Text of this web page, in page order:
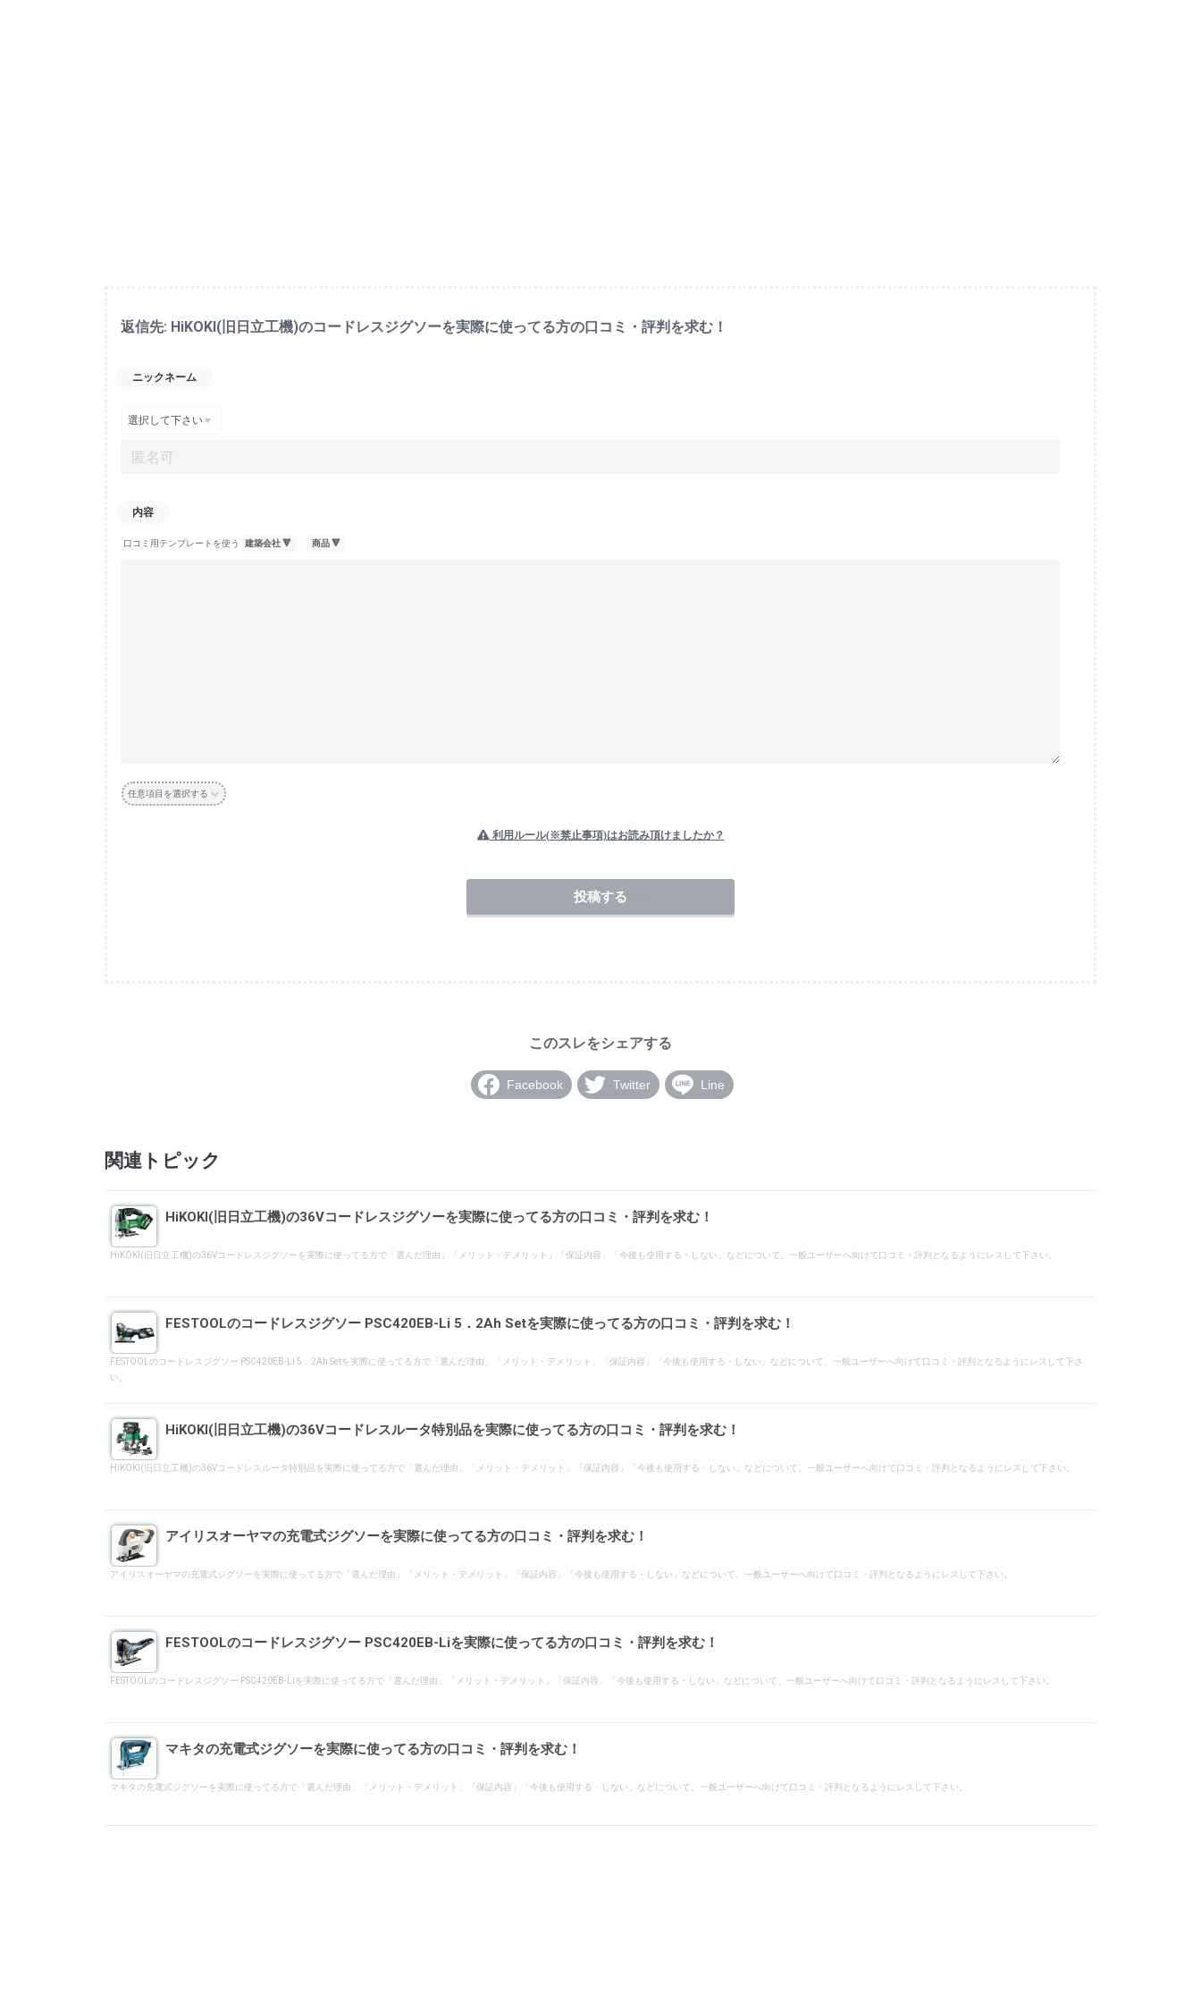
返信先: HiKOKI(旧日立工機)のコードレスジグソーを実際に使ってる方の口コミ・評判を求む！
ニックネーム
口コミ用テンプレートを使う
任意項目を選択する
利用ルール(※禁止事項)はお読み頂けましたか？
Facebook Twitter Line
関連トピック
HiKOKI(旧日立工機)の36Vコードレスジグソーを実際に使ってる方の口コミ・評判を求む！
HiKOKI(旧日立工機)の36Vコードレスジグソーを実際に使ってる方で「選んだ理由」「メリット・デメリット」「保証内容」「今後も使用する・しない」などについて、一般ユーザーへ向けて口コミ・評判となるようにレスして下さい。
FESTOOLのコードレスジグソー PSC420EB-Li 5．2Ah Setを実際に使ってる方の口コミ・評判を求む！
FESTOOLのコードレスジグソー PSC420EB-Li 5．2Ah Setを実際に使ってる方で「選んだ理由」「メリット・デメリット」「保証内容」「今後も使用する・しない」などについて、一般ユーザーへ向けて口コミ・評判となるようにレスして下さ
い。
HiKOKI(旧日立工機)の36Vコードレスルータ特別品を実際に使ってる方の口コミ・評判を求む！
HiKOKI(旧日立工機)の36Vコードレスルータ特別品を実際に使ってる方で「選んだ理由」「メリット・デメリット」「保証内容」「今後も使用する・しない」などについて、一般ユーザーへ向けて口コミ・評判となるようにレスして下さい。
アイリスオーヤマの充電式ジグソーを実際に使ってる方の口コミ・評判を求む！
アイリスオーヤマの充電式ジグソーを実際に使ってる方で「選んだ理由」「メリット・デメリット」「保証内容」「今後も使用する・しない」などについて、一般ユーザーへ向けて口コミ・評判となるようにレスして下さい。
FESTOOLのコードレスジグソー PSC420EB-Liを実際に使ってる方の口コミ・評判を求む！
FESTOOLのコードレスジグソー PSC420EB-Liを実際に使ってる方で「選んだ理由」「メリット・デメリット」「保証内容」「今後も使用する・しない」などについて、一般ユーザーへ向けて口コミ・評判となるようにレスして下さい。
マキタの充電式ジグソーを実際に使ってる方の口コミ・評判を求む！
マキタの充電式ジグソーを実際に使ってる方で「選んだ理由」「メリット・デメリット」「保証内容」「今後も使用する・しない」などについて、一般ユーザーへ向けて口コミ・評判となるようにレスして下さい。